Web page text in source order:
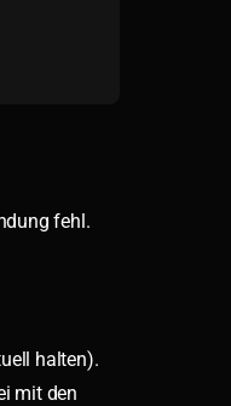
fehl.
halten).
mit den